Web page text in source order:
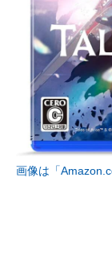
画像は「